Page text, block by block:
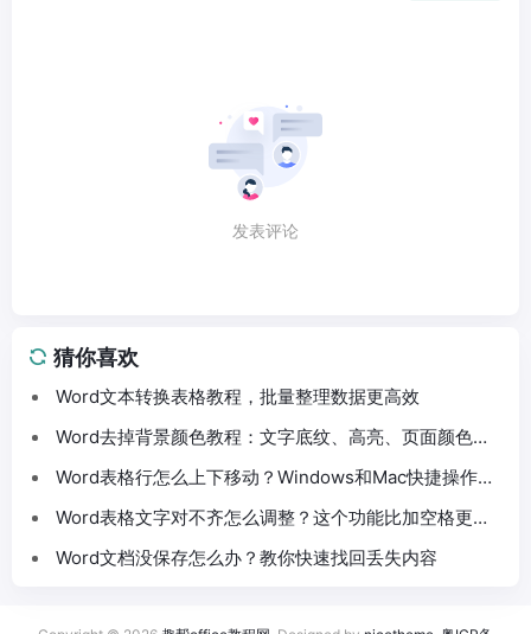
发表评论
猜你喜欢
Word文本转换表格教程，批量整理数据更高效
Word去掉背景颜色教程：文字底纹、高亮、页面颜色这
Word表格行怎么上下移动？Windows和Mac快捷操作分
Word表格文字对不齐怎么调整？这个功能比加空格更方
Word文档没保存怎么办？教你快速找回丢失内容